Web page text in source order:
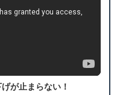
が止まらない！